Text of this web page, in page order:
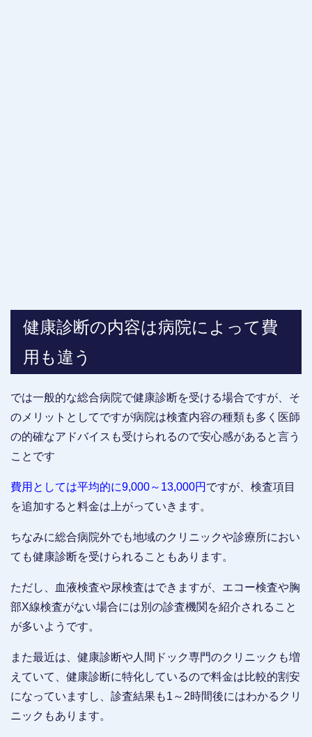
健康診断の内容は病院によって費
用も違う
では一般的な総合病院で健康診断を受ける場合ですが、そ
のメリットとしてですが病院は検査内容の種類も多く医師
の的確なアドバイスも受けられるので安心感があると言う
ことです
費用としては平均的に9,000～13,000円 ですが、検査項目
を追加すると料金は上がっていきます。
ちなみに総合病院外でも地域のクリニックや診療所におい
ても健康診断を受けられることもあります。
ただし、血液検査や尿検査はできますが、エコー検査や胸
部X線検査がない場合には別の診査機関を紹介されること
が多いようです。
また最近は、健康診断や人間ドック専門のクリニックも増
えていて、健康診断に特化しているので料金は比較的割安
になっていますし、診査結果も1～2時間後にはわかるクリ
ニックもあります。